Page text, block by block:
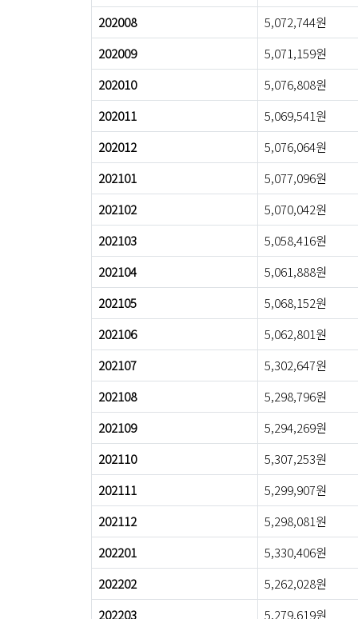
202008
5,072,744원
202009
5,071,159원
202010
5,076,808원
202011
5,069,541원
202012
5,076,064원
202101
5,077,096원
202102
5,070,042원
202103
5,058,416원
202104
5,061,888원
202105
5,068,152원
202106
5,062,801원
202107
5,302,647원
202108
5,298,796원
202109
5,294,269원
202110
5,307,253원
202111
5,299,907원
202112
5,298,081원
202201
5,330,406원
202202
5,262,028원
202203
5,279,619원